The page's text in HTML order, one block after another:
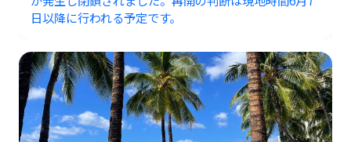
日以降に行われる予定です。